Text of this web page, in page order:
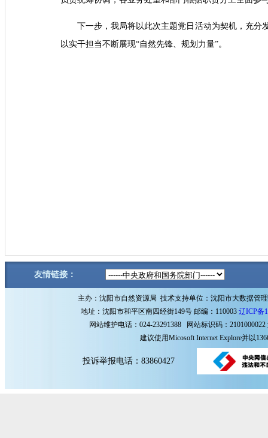
下一步，我局将以此次主题党日活动为契机，充分
以实干担当不断展现“自然先锋、规划力量”。
友情链接：
主办：沈阳市自然资源局 技术支持单位：沈阳市大数据管
地址：沈阳市和平区南四经街149号 邮编：110003 辽ICP备
网站维护电话：024-23291388 网站标识码：2101000022
建议使用Micosoft Internet Explore并以
投诉举报电话：83860427